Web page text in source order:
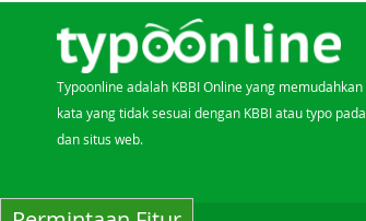
Typoonline adalah KBBI Online yang
kata yang tidak sesuai dengan KBBI atau typo
dan situs web.